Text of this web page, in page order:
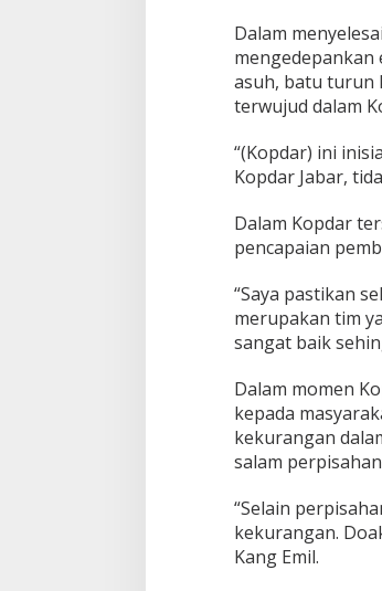
Dalam
mengedepankan
asuh, batu turun
terwujud dalam
“(Kopdar) ini
Kopdar Jabar,
Dalam Kopdar
pencapaian
“Saya pastikan
merupakan tim
sangat baik
Dalam momen
kepada
kekurangan
salam
“Selain
kekurangan.
Kang Emil.